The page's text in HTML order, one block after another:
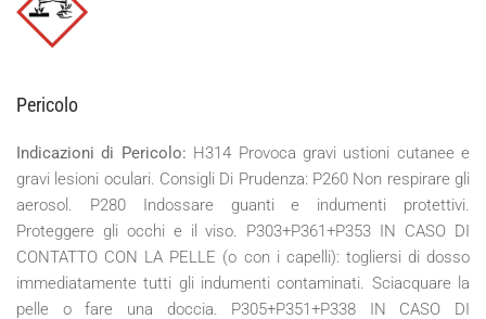
Pericolo
Indicazioni di Pericolo: H314 Provoca gravi ustioni cutanee e
gravi lesioni oculari. Consigli Di Prudenza: P260 Non respirare gli
aerosol. P280 Indossare guanti e indumenti protettivi.
Proteggere gli occhi e il viso. P303+P361+P353 IN CASO DI
CONTATTO CON LA PELLE (o con i capelli): togliersi di dosso
immediatamente tutti gli indumenti contaminati. Sciacquare la
pelle o fare una doccia. P305+P351+P338 IN CASO DI